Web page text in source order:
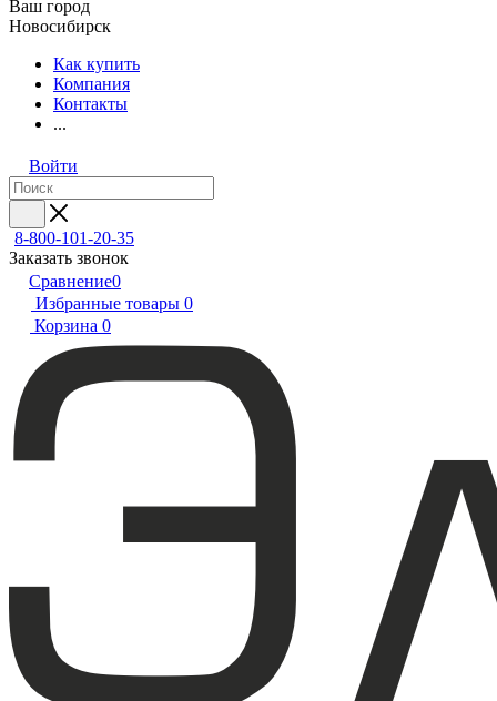
Ваш город
Новосибирск
Как купить
Компания
Контакты
...
Войти
8-800-101-20-35
Заказать звонок
Сравнение0
Избранные товары 0
Корзина 0